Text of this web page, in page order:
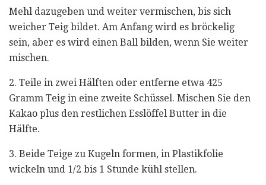
Mehl dazugeben und weiter vermischen, bis sich
weicher Teig bildet. Am Anfang wird es bröckelig
sein, aber es wird einen Ball bilden, wenn Sie weiter
mischen.
2. Teile in zwei Hälften oder entferne etwa 425
Gramm Teig in eine zweite Schüssel. Mischen Sie den
Kakao plus den restlichen Esslöffel Butter in die
Hälfte.
3. Beide Teige zu Kugeln formen, in Plastikfolie
wickeln und 1/2 bis 1 Stunde kühl stellen.